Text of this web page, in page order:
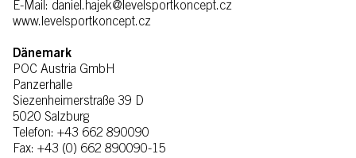
E-Mail: daniel.hajek@levelsportkoncept.cz
www.levelsportkoncept.cz
Dänemark
POC Austria GmbH
Panzerhalle
Siezenheimerstraße 39 D
5020 Salzburg
Telefon: +43 662 890090
Fax: +43 (0) 662 890090-15